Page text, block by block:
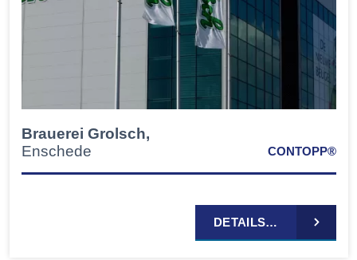
Brauerei Grolsch,
Enschede
CONTOPP®
DETAILS…